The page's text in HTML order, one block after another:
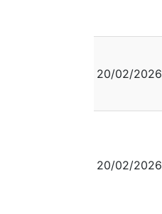
20/02/2026
20/02/2026